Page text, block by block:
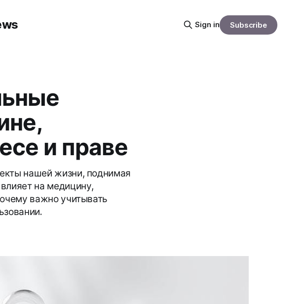
Sign in Subscribe
и праве
нашей жизни, поднимая
на медицину,
важно учитывать